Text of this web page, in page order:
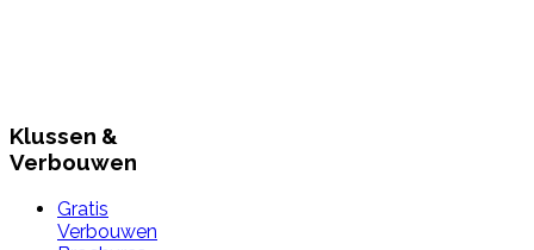
Klussen &
Verbouwen
Gratis
Verbouwen